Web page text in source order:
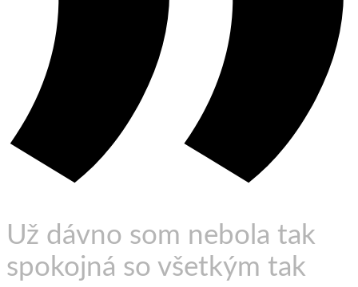
Už dávno som nebola tak
spokojná so všetkým tak